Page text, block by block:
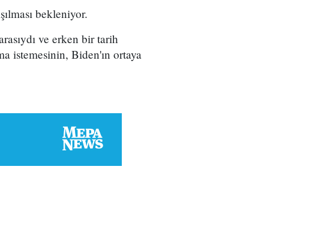
bekleniyor.
ve erken bir tarih
istemesinin, Biden'ın ortaya